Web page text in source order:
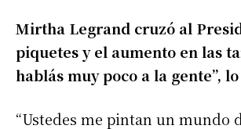
Mirtha Legrand cruzó al
piquetes y el aumento en las
hablás muy poco a la gente”,
“Ustedes me pintan un mundo